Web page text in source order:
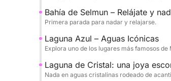
Salida a las 9:30 desde el puerto
Disponible en inglés.
Una opción perfecta para
lugares costeros más destacados
Bahía de Selmun – Relájate y
Primera parada para nadar y relajarse.
Laguna Azul – Aguas Icónicas
Explora uno de los lugares más famosos de
Laguna de Cristal: una joya
Nada en aguas cristalinas rodeado de